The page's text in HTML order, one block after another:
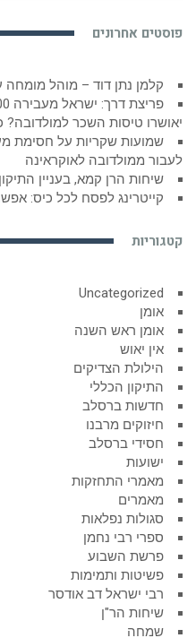
פוסטים אחרונים
קלמן נתן דוד – מוהל מומחה
יאושרו טיסות השכר
שמועות שקריות על חסימת
לעבור ממולדובה לאוקראינה
שיחות הרן קמא, בעניין
קייטרינג לפסח לכל כיס:
קטגוריות
Uncategorized
אומן
אומן ראש השנה
אין יאוש
הילולת הצדיקים
התיקון הכללי
חדשות ברסלב
חיזוקים מרבנו
חסידי ברסלב
ישועות
מאמרי התחזקות
מאמרים
סגולות נפלאות
ספרי רבי נחמן
פרשת השבוע
פשיטות ותמימות
רבי ישראל דב אודסר
שיחות הר"ן
שמחה